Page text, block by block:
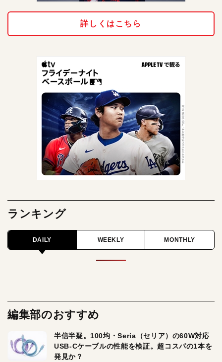
詳しくはこちら
ランキング
DAILY WEEKLY MONTHLY
編集部のおすすめ
半信半疑。100均・Seria（セリア）の60W対応
USB-Cケーブルの性能を検証。超コスパの1本を
発見か？